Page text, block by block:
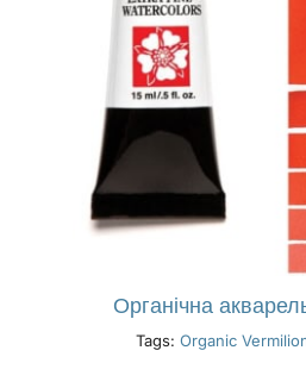
Органічна
Tags: Organic